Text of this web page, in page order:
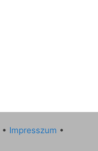
• Impresszum •